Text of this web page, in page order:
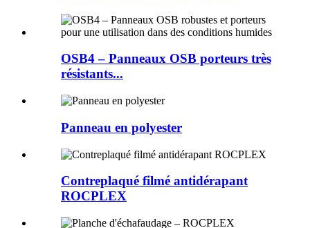
OSB4 – Panneaux OSB porteurs très
résistants...
Panneau en polyester
Contreplaqué filmé antidérapant
ROCPLEX